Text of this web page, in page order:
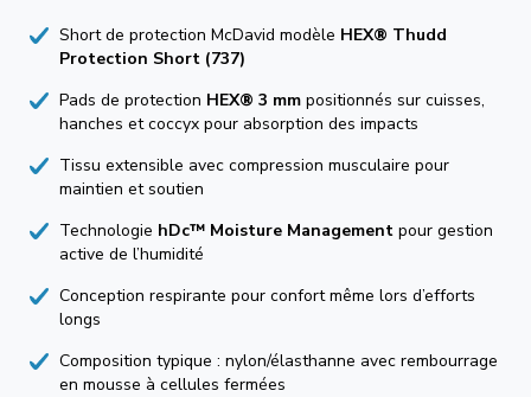
Short de protection McDavid modèle HEX® Thudd
Protection Short (737)
Pads de protection HEX® 3 mm positionnés sur cuisses,
hanches et coccyx pour absorption des impacts
Tissu extensible avec compression musculaire pour
maintien et soutien
Technologie hDc™ Moisture Management pour gestion
active de l’humidité
Conception respirante pour confort même lors d’efforts
longs
Composition typique : nylon/élasthanne avec rembourrage
en mousse à cellules fermées